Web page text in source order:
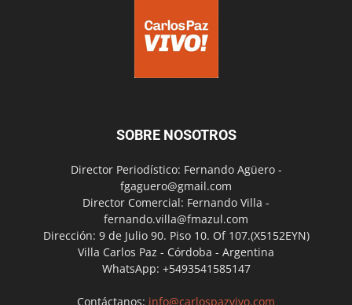
SOBRE NOSOTROS
Director Periodístico: Fernando Agüero -
fgaguero@gmail.com
Director Comercial: Fernando Villa -
fernando.villa@fmazul.com
Dirección: 9 de Julio 90. Piso 10. Of 107.(X5152EYN)
Villa Carlos Paz - Córdoba - Argentina
WhatsApp: +5493541585147
Contáctanos: info@carlospazvivo.com